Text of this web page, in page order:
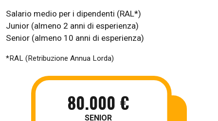
Salario medio per i dipendenti (RAL*)
Junior (almeno 2 anni di esperienza)
Senior (almeno 10 anni di esperienza)
*RAL (Retribuzione Annua Lorda)
80.000 €
SENIOR